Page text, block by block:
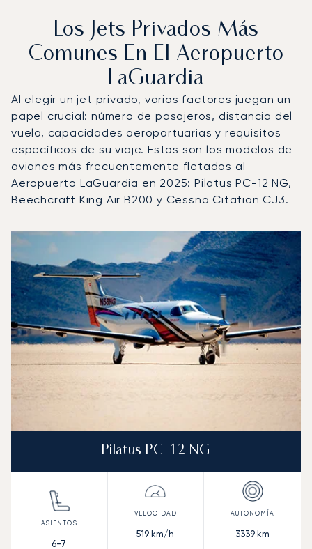
Los Jets Privados Más
Comunes En El Aeropuerto
LaGuardia
Al elegir un jet privado, varios factores juegan un
papel crucial: número de pasajeros, distancia del
vuelo, capacidades aeroportuarias y requisitos
específicos de su viaje. Estos son los modelos de
aviones más frecuentemente fletados al
Aeropuerto LaGuardia en 2025: Pilatus PC-12 NG,
Beechcraft King Air B200 y Cessna Citation CJ3.
Foto de la aeronave
Modelo de aeronave
Asientos
Velocidad (km/h)
Velocidad (nudos) Autonomía
Autonomía (NM)
Pilatus PC-12 NG
6-7
519 km/h 3339 km